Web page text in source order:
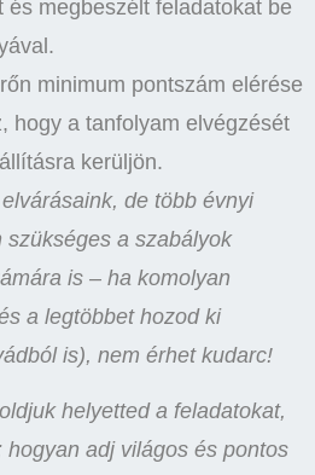
és megbeszélt feladatokat be
minimum pontszám elérése
hogy a tanfolyam elvégzését
kerüljön.
de több évnyi
a szabályok
is – ha komolyan
a legtöbbet hozod ki
is), nem érhet kudarc!
helyetted a feladatokat,
adj világos és pontos